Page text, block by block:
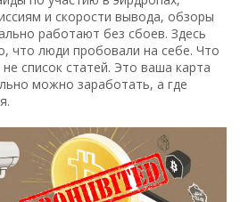
и скорости вывода, обзоры
работают без сбоев. Здесь
что люди пробовали на себе. Что
список статей. Это ваша карта
можно заработать, а где